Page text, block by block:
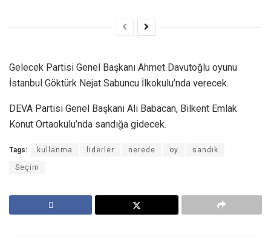
Gelecek Partisi Genel Başkanı Ahmet Davutoğlu oyunu
İstanbul Göktürk Nejat Sabuncu İlkokulu’nda verecek.
DEVA Partisi Genel Başkanı Ali Babacan, Bilkent Emlak
Konut Ortaokulu’nda sandığa gidecek.
Tags: kullanma liderler nerede oy sandık
Seçim